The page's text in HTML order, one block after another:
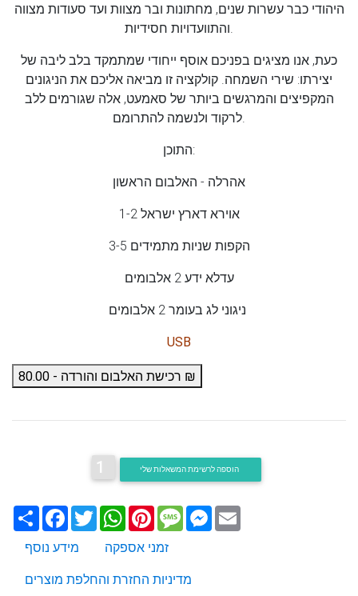
היהודי כבר עשרות שנים, מחתונות ובר מצוות ועד סעודות מצווה
והתוועדויות חסידיות.
כעת, אנו מציגים בפניכם אוסף ייחודי שמתמקד בלב ליבה של
יצירתו: שירי השמחה. קולקציה זו מביאה אליכם את הניגונים
המקפיצים והמרגשים ביותר של סאמעט, אלה שגורמים ללב
לרקוד ולנשמה להתרומם.
התוכן:
אהרלה - האלבום הראשון
אוירא דארץ ישראל 1-2
הקפות שניות מתמידים 3-5
עדלא ידע 2 אלבומים
USB
רכישת האלבום והורדה - 80.00 ₪
1
שתף Facebook
TwitterWhatsApp
PinterestMessageMessenger
מידע נוסף
זמני אספקה
מדיניות החזרת והחלפת מוצרים